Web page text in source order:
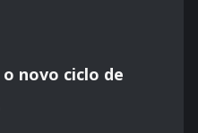
novo ciclo de